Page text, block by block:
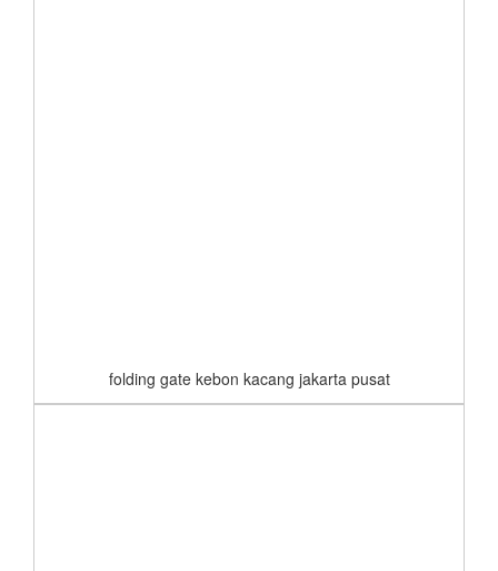
folding gate kebon kacang jakarta pusat